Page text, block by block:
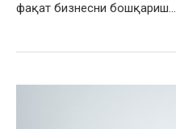
фақат бизнесни бошқариш…